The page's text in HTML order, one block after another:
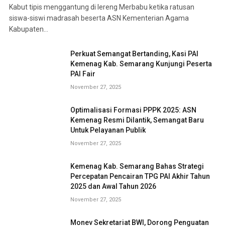
Kabut tipis menggantung di lereng Merbabu ketika ratusan
siswa-siswi madrasah beserta ASN Kementerian Agama
Kabupaten…
Perkuat Semangat Bertanding, Kasi PAI
Kemenag Kab. Semarang Kunjungi Peserta
PAI Fair
November 27, 2025
Optimalisasi Formasi PPPK 2025: ASN
Kemenag Resmi Dilantik, Semangat Baru
Untuk Pelayanan Publik
November 27, 2025
Kemenag Kab. Semarang Bahas Strategi
Percepatan Pencairan TPG PAI Akhir Tahun
2025 dan Awal Tahun 2026
November 27, 2025
Monev Sekretariat BWI, Dorong Penguatan